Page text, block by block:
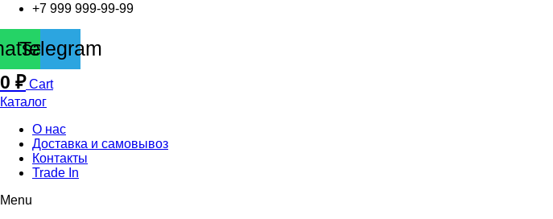
+7 999 999-99-99
Telegram
0 ₽ Cart
Каталог
О нас
Доставка и самовывоз
Контакты
Trade In
Menu